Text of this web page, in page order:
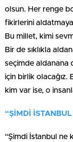
olsun. Her renge
fikirlerini aldatmaya
Bu millet, kimi
Bir de sıklıkla
seçimde aldanana
için birlik olacağız.
kim var ise, o
“ŞİMDİ
“Şimdi İstanbul